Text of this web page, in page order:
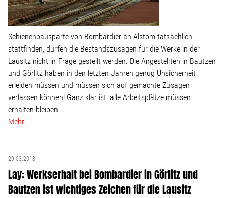
Service
Termine
Stellenangebot
Kontakt
Mediathek
Schienenbausparte von Bombardier an Alstom tatsächlich
stattfinden, dürfen die Bestandszusagen für die Werke in der
Lausitz nicht in Frage gestellt werden. Die Angestellten in Bautzen
und Görlitz haben in den letzten Jahren genug Unsicherheit
erleiden müssen und müssen sich auf gemachte Zusagen
verlassen können! Ganz klar ist: alle Arbeitsplätze müssen
erhalten bleiben ...
Mehr
29.03.2018
Lay: Werkserhalt bei Bombardier in Görlitz und
Bautzen ist wichtiges Zeichen für die Lausitz